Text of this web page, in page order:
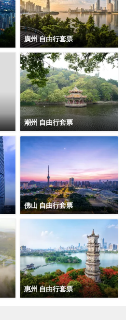
廣州 自由行套票
潮州 自由行套票
佛山 自由行套票
惠州 自由行套票